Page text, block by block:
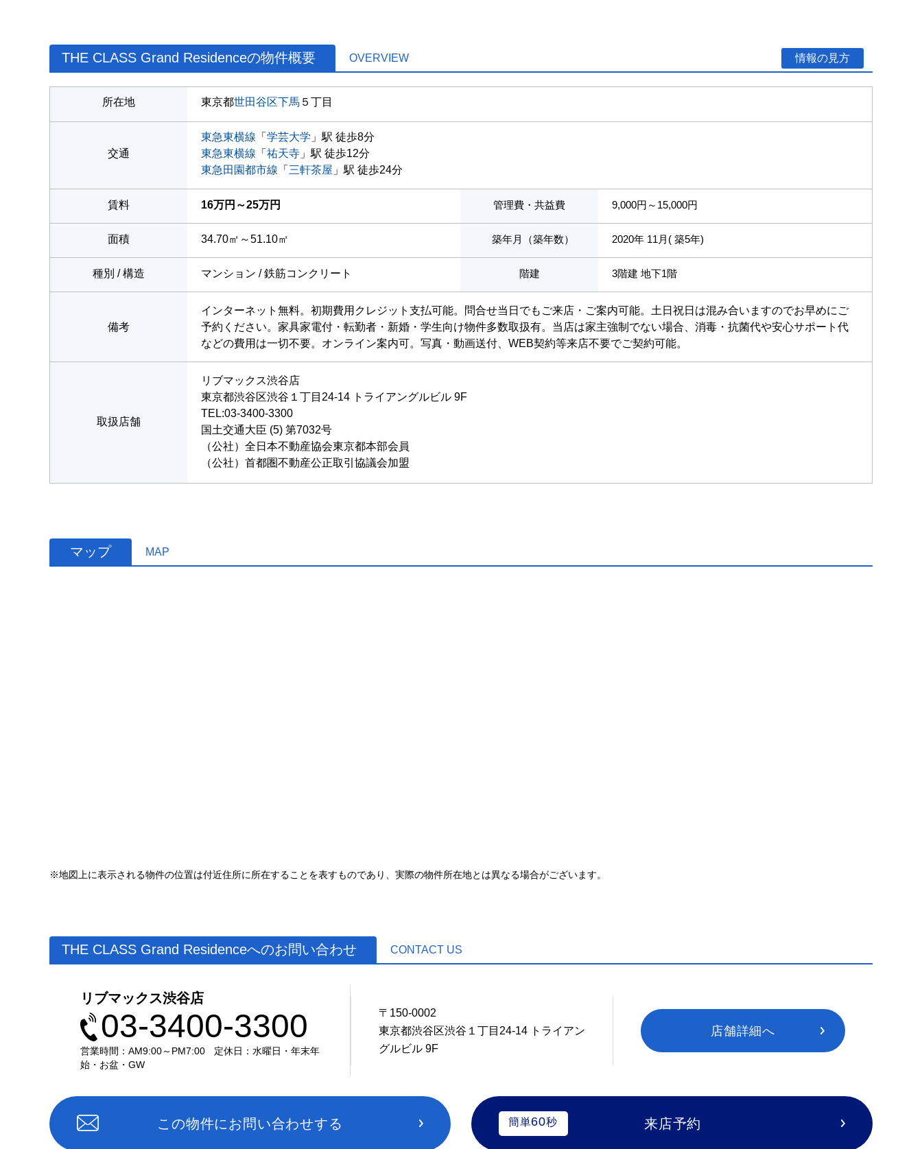
THE CLASS Grand Residenceの物件概要 OVERVIEW 情報の見方
所在地 東京都世田谷区下馬 ５丁目
交通
東急東横線 「 学芸大学 」駅 徒歩8分
東急東横線 「 祐天寺 」駅 徒歩12分
東急田園都市線 「 三軒茶屋 」駅 徒歩24分
賃料 16万円～25万円 管理費・共益費 9,000円～15,000円
面積 34.70㎡～51.10㎡ 築年月（築年数） 2020年 11月( 築5年)
種別 / 構造 マンション / 鉄筋コンクリート 階建 3階建 地下1階
備考
インターネット無料。初期費用クレジット支払可能。問合せ当日でもご来店・ご案内可能。土日祝日は混み合いますのでお早めにご
予約ください。家具家電付・転勤者・新婚・学生向け物件多数取扱有。当店は家主強制でない場合、消毒・抗菌代や安心サポート代
などの費用は一切不要。オンライン案内可。写真・動画送付、WEB契約等来店不要でご契約可能。
取扱店舗
リブマックス渋谷店
東京都渋谷区渋谷１丁目24-14 トライアングルビル 9F
TEL:03-3400-3300
国土交通大臣 (5) 第7032号
（公社）全日本不動産協会東京都本部会員
（公社）首都圏不動産公正取引協議会加盟
マップ MAP
※地図上に表示される物件の位置は付近住所に所在することを表すものであり、実際の物件所在地とは異なる場合がございます。
THE CLASS Grand Residenceへのお問い合わせ CONTACT US
リブマックス渋谷店
03-3400-3300
営業時間：AM9:00～PM7:00
定休日：水曜日・年末年
始・お盆・GW
〒150-0002
東京都渋谷区渋谷１丁目24-14 トライアン
グルビル 9F
店舗詳細へ
この物件にお問い合わせする 簡単60秒 来店予約